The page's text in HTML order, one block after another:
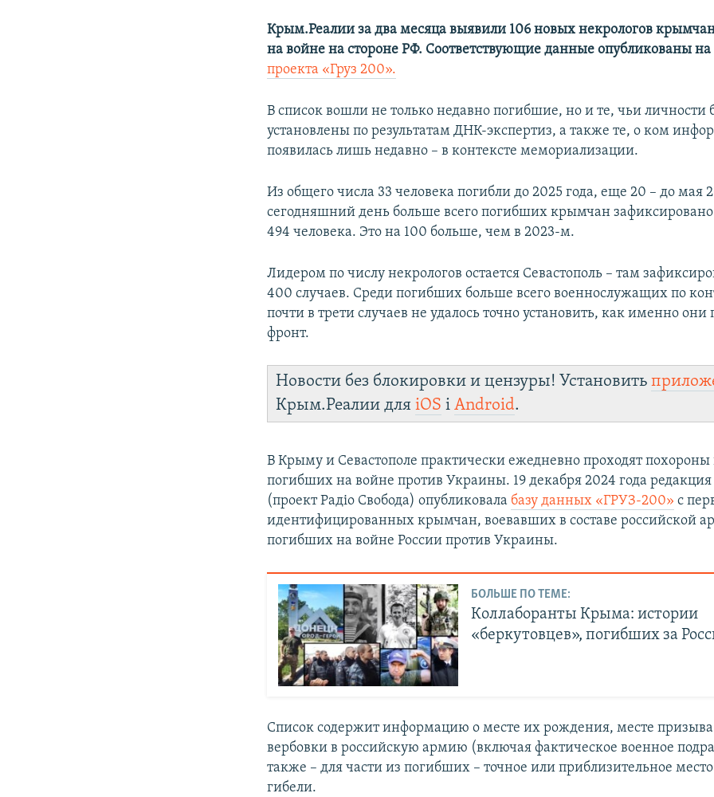
Крым.Реалии за два месяца выявили 106 новых некрологов
на войне на стороне РФ. Соответствующие данные опубликованы на
проекта «Груз 200».
В список вошли не только недавно погибшие, но и те, чьи личности
установлены по результатам ДНК-экспертиз, а также те, о ком
появилась лишь недавно – в контексте мемориализации.
Из общего числа 33 человека погибли до 2025 года, еще 20 – до мая
сегодняшний день больше всего погибших крымчан зафиксировано
494 человека. Это на 100 больше, чем в 2023-м.
Лидером по числу некрологов остается Севастополь – там
400 случаев. Среди погибших больше всего военнослужащих по
почти в трети случаев не удалось точно установить, как именно они
фронт.
Новости без блокировки и цензуры! Установить
Крым.Реалии дляiOS іAndroid.
В Крыму и Севастополе практически ежедневно проходят
погибших на войне против Украины. 19 декабря 2024 года
(проект Радіо Свобода) опубликовала базу данных «ГРУЗ-200» с
идентифицированных крымчан, воевавших в составе российской
погибших на войне России против Украины.
БОЛЬШЕ ПО ТЕМЕ:
Коллаборанты Крыма: истории
«беркутовцев», погибших за
Список содержит информацию о месте их рождения, месте
вербовки в российскую армию (включая фактическое военное
также – для части из погибших – точное или приблизительное
гибели.